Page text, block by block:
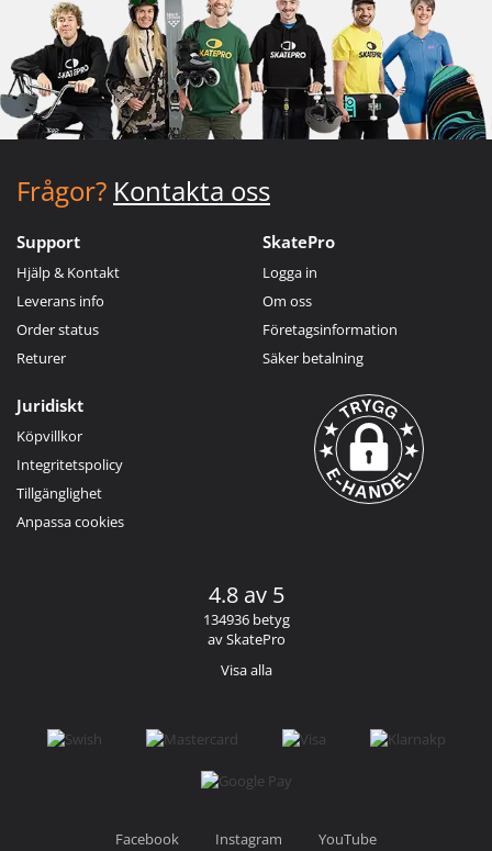
Frågor? Kontakta oss
Support
Hjälp & Kontakt
Leverans info
Order status
Returer
SkatePro
Logga in
Om oss
Företagsinformation
Säker betalning
Juridiskt
Köpvillkor
Integritetspolicy
Tillgänglighet
Anpassa cookies
4.8 av 5
134936 betyg
av SkatePro
Visa alla
Facebook Instagram YouTube